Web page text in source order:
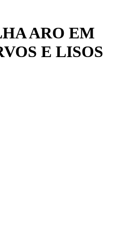
ARO EM
E LISOS